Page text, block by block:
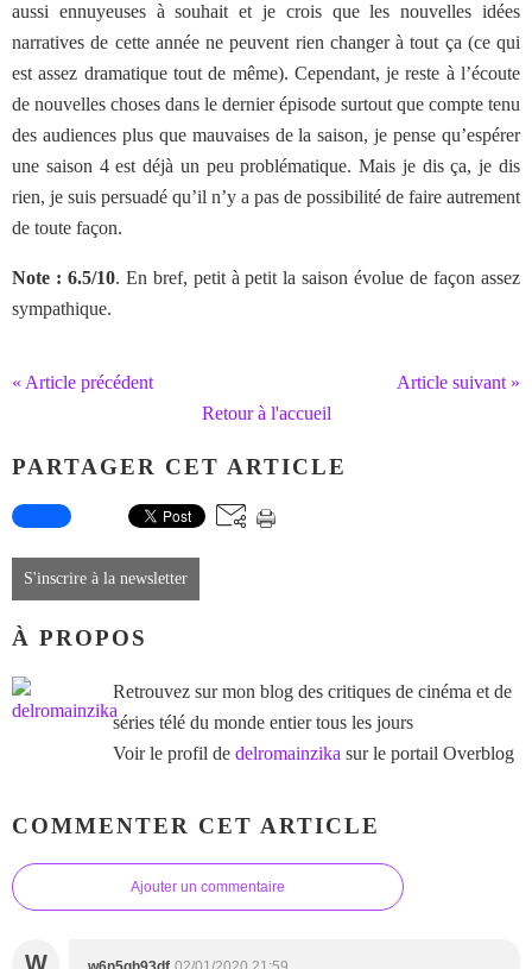
aussi ennuyeuses à souhait et je crois que les nouvelles idées
narratives de cette année ne peuvent rien changer à tout ça (ce qui
est assez dramatique tout de même). Cependant, je reste à l’écoute
de nouvelles choses dans le dernier épisode surtout que compte tenu
des audiences plus que mauvaises de la saison, je pense qu’espérer
une saison 4 est déjà un peu problématique. Mais je dis ça, je dis
rien, je suis persuadé qu’il n’y a pas de possibilité de faire autrement
de toute façon.
Note : 6.5/10. En bref, petit à petit la saison évolue de façon assez
sympathique.
« Article précédent
Article suivant »
Retour à l'accueil
PARTAGER CET ARTICLE
S'inscrire à la newsletter
À PROPOS
Retrouvez sur mon blog des critiques de cinéma et de
séries télé du monde entier tous les jours
Voir le profil de delromainzika sur le portail Overblog
COMMENTER CET ARTICLE
Ajouter un commentaire
W